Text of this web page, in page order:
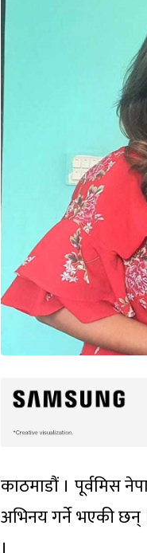
काठमाडौं । पूर्वमिस
अभिनय गर्ने भएकी छन्